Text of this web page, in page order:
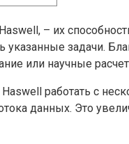
– их
указанные задачи.
или научные
работать с
данных. Это